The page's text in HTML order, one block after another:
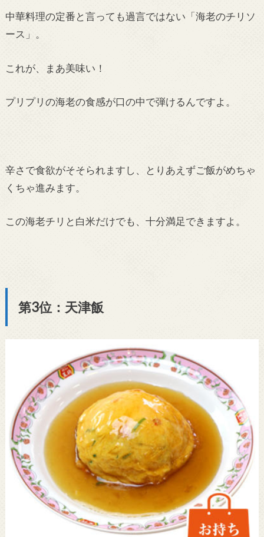
中華料理の定番と言っても過言ではない「海老のチリソ
ース」。
これが、まあ美味い！
プリプリの海老の食感が口の中で弾けるんですよ。
辛さで食欲がそそられますし、とりあえずご飯がめちゃ
くちゃ進みます。
この海老チリと白米だけでも、十分満足できますよ。
第3位：天津飯